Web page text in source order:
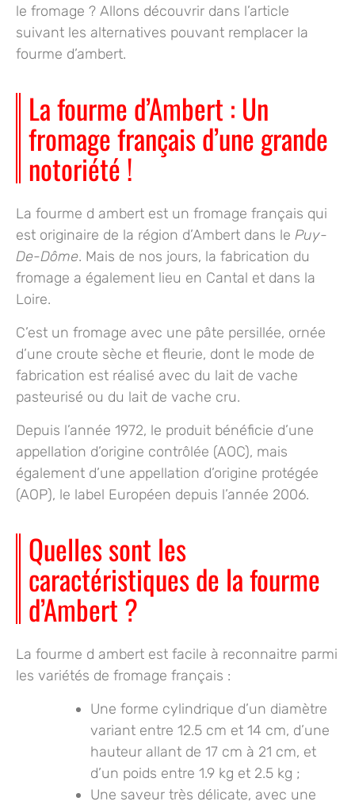
le fromage ? Allons découvrir dans l’article
suivant les alternatives pouvant remplacer la
fourme d’ambert.
La fourme d’Ambert : Un
fromage français d’une grande
notoriété !
La fourme d ambert est un fromage français qui
est originaire de la région d’Ambert dans le Puy-
De-Dôme. Mais de nos jours, la fabrication du
fromage a également lieu en Cantal et dans la
Loire.
C’est un fromage avec une pâte persillée, ornée
d’une croute sèche et fleurie, dont le mode de
fabrication est réalisé avec du lait de vache
pasteurisé ou du lait de vache cru.
Depuis l’année 1972, le produit bénéficie d’une
appellation d’origine contrôlée (AOC), mais
également d’une appellation d’origine protégée
(AOP), le label Européen depuis l’année 2006.
Quelles sont les
caractéristiques de la fourme
d’Ambert ?
La fourme d ambert est facile à reconnaitre parmi
les variétés de fromage français :
Une forme cylindrique d’un diamètre
variant entre 12.5 cm et 14 cm, d’une
hauteur allant de 17 cm à 21 cm, et
d’un poids entre 1.9 kg et 2.5 kg ;
Une saveur très délicate, avec une